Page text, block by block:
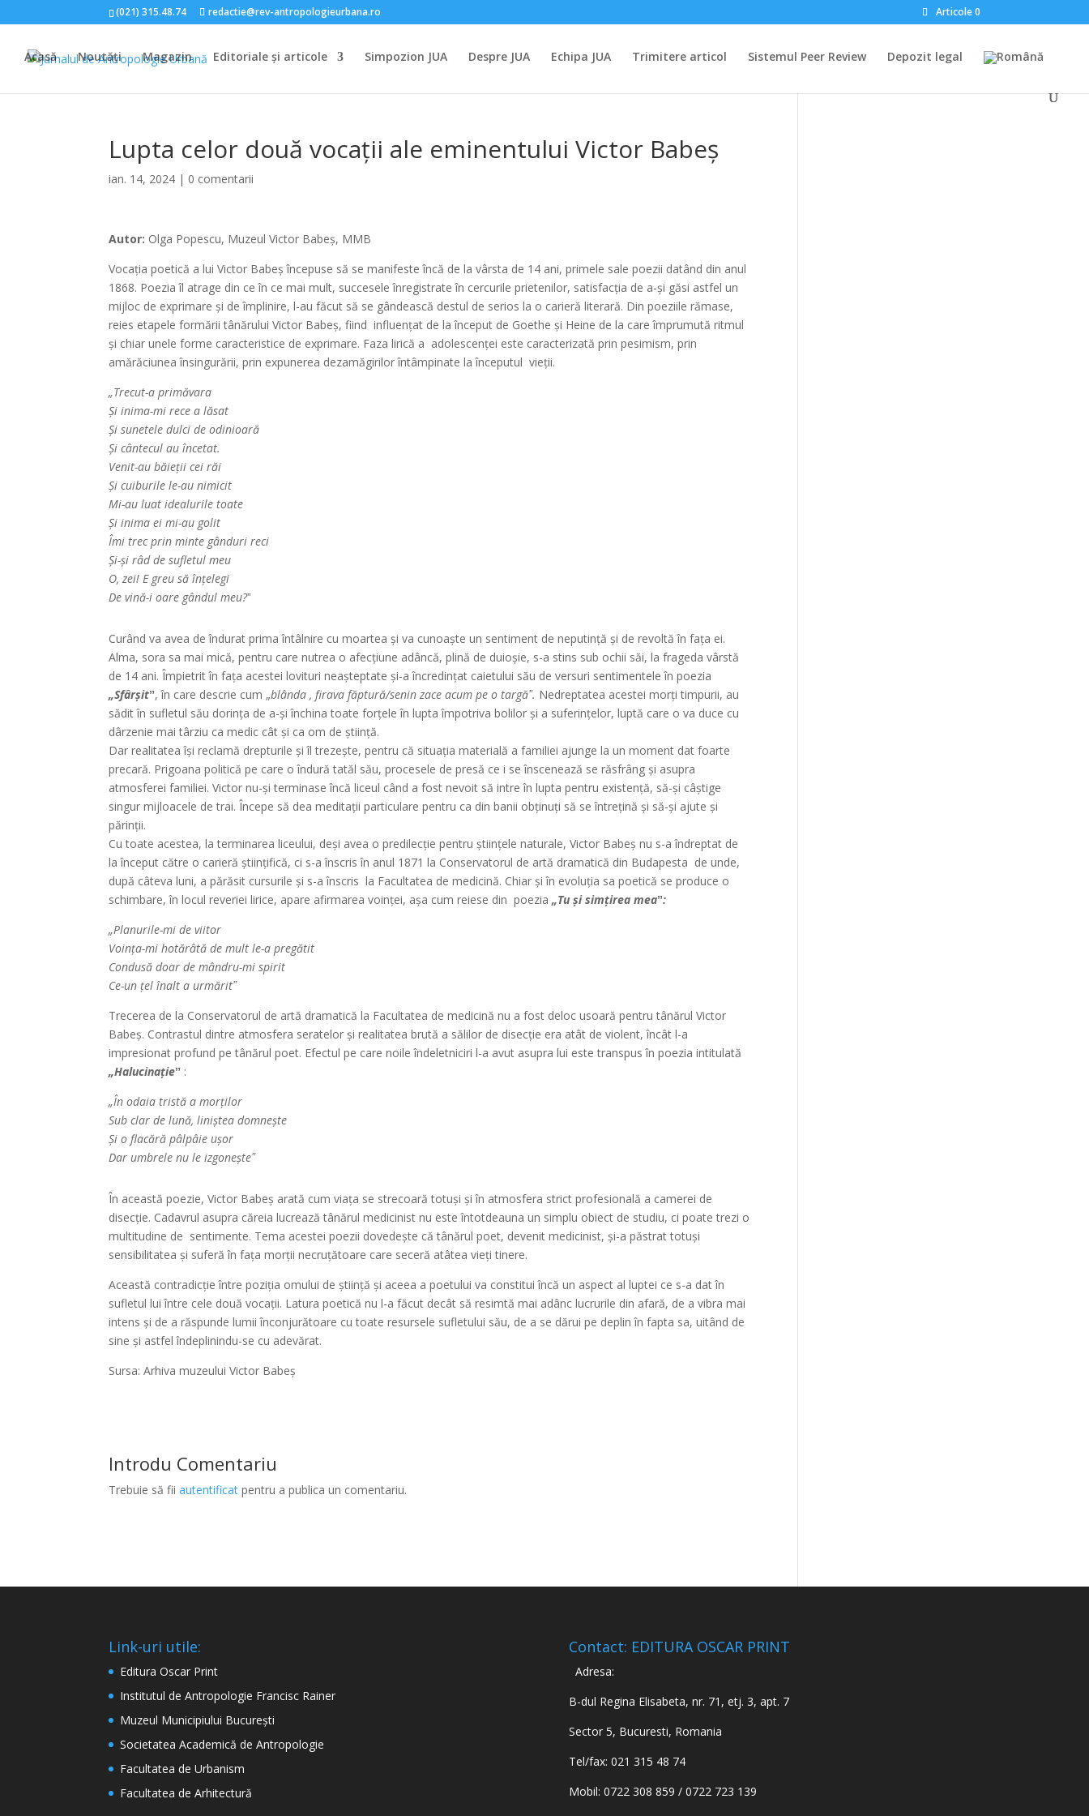
(021) 315.48.74 redactie@rev-antropologieurbana.ro Articole 0
Acasă Noutăți Magazin Editoriale și articole Simpozion JUA Despre JUA Echipa JUA Trimitere articol Sistemul Peer Review Depozit legal
Lupta celor două vocații ale eminentului Victor Babeș
ian. 14, 2024 | 0 comentarii
Autor: Olga Popescu, Muzeul Victor Babeș, MMB
Vocația poetică a lui Victor Babeș începuse să se manifeste încă de la vârsta de 14 ani, primele sale poezii datând din anul
1868. Poezia îl atrage din ce în ce mai mult, succesele înregistrate în cercurile prietenilor, satisfacția de a-și găsi astfel un
mijloc de exprimare și de împlinire, l-au făcut să se gândească destul de serios la o carieră literară. Din poeziile rămase,
reies etapele formării tânărului Victor Babeș, fiind influențat de la început de Goethe și Heine de la care împrumută ritmul
și chiar unele forme caracteristice de exprimare. Faza lirică a adolescenței este caracterizată prin pesimism, prin
amărăciunea însingurării, prin expunerea dezamăgirilor întâmpinate la începutul vieții.
„Trecut-a primăvara
Și inima-mi rece a lăsat
Și sunetele dulci de odinioară
Și cântecul au încetat.
Venit-au băieții cei răi
Și cuiburile le-au nimicit
Mi-au luat idealurile toate
Și inima ei mi-au golit
Îmi trec prin minte gânduri reci
Și-și râd de sufletul meu
O, zei! E greu să înțelegi
De vină-i oare gândul meu?ˮ
Curând va avea de îndurat prima întâlnire cu moartea și va cunoaște un sentiment de neputință și de revoltă în fața ei.
Alma, sora sa mai mică, pentru care nutrea o afecțiune adâncă, plină de duioșie, s-a stins sub ochii săi, la frageda vârstă
de 14 ani. Împietrit în fața acestei lovituri neașteptate și-a încredințat caietului său de versuri sentimentele în poezia
„Sfârșitˮ, în care descrie cum „blânda , firava făptură/senin zace acum pe o targăˮ. Nedreptatea acestei morți timpurii, au
sădit în sufletul său dorința de a-și închina toate forțele în lupta împotriva bolilor și a suferințelor, luptă care o va duce cu
dârzenie mai târziu ca medic cât și ca om de știință.
Dar realitatea își reclamă drepturile și îl trezește, pentru că situația materială a familiei ajunge la un moment dat foarte
precară. Prigoana politică pe care o îndură tatăl său, procesele de presă ce i se înscenează se răsfrâng și asupra
atmosferei familiei. Victor nu-și terminase încă liceul când a fost nevoit să intre în lupta pentru existență, să-și câștige
singur mijloacele de trai. Începe să dea meditații particulare pentru ca din banii obținuți să se întrețină și să-și ajute și
părinții.
Cu toate acestea, la terminarea liceului, deși avea o predilecție pentru științele naturale, Victor Babeș nu s-a îndreptat de
la început către o carieră științifică, ci s-a înscris în anul 1871 la Conservatorul de artă dramatică din Budapesta de unde,
după câteva luni, a părăsit cursurile și s-a înscris la Facultatea de medicină. Chiar și în evoluția sa poetică se produce o
schimbare, în locul reveriei lirice, apare afirmarea voinței, așa cum reiese din poezia „Tu și simțirea meaˮ:
„Planurile-mi de viitor
Voința-mi hotărâtă de mult le-a pregătit
Condusă doar de mândru-mi spirit
Ce-un țel înalt a urmăritˮ
Trecerea de la Conservatorul de artă dramatică la Facultatea de medicină nu a fost deloc usoară pentru tânărul Victor
Babeș. Contrastul dintre atmosfera seratelor și realitatea brută a sălilor de disecție era atât de violent, încât l-a
impresionat profund pe tânărul poet. Efectul pe care noile îndeletniciri l-a avut asupra lui este transpus în poezia intitulată
„Halucinațieˮ :
„În odaia tristă a morților
Sub clar de lună, liniștea domnește
Și o flacără pâlpâie ușor
Dar umbrele nu le izgoneșteˮ
În această poezie, Victor Babeș arată cum viața se strecoară totuși și în atmosfera strict profesională a camerei de
disecție. Cadavrul asupra căreia lucrează tânărul medicinist nu este întotdeauna un simplu obiect de studiu, ci poate trezi o
multitudine de sentimente. Tema acestei poezii dovedește că tânărul poet, devenit medicinist, și-a păstrat totuși
sensibilitatea și suferă în fața morții necruțătoare care seceră atâtea vieți tinere.
Această contradicție între poziția omului de știință și aceea a poetului va constitui încă un aspect al luptei ce s-a dat în
sufletul lui între cele două vocații. Latura poetică nu l-a făcut decât să resimtă mai adânc lucrurile din afară, de a vibra mai
intens și de a răspunde lumii înconjurătoare cu toate resursele sufletului său, de a se dărui pe deplin în fapta sa, uitând de
sine și astfel îndeplinindu-se cu adevărat.
Sursa: Arhiva muzeului Victor Babeș
Introdu Comentariu
Trebuie să fiiautentificat pentru a publica un comentariu.
Link-uri utile:
Editura Oscar Print
Institutul de Antropologie Francisc Rainer
Muzeul Municipiului București
Societatea Academică de Antropologie
Facultatea de Urbanism
Facultatea de Arhitectură
Contact: EDITURA OSCAR PRINT
Adresa:
B-dul Regina Elisabeta, nr. 71, etj. 3, apt. 7
Sector 5, Bucuresti, Romania
Tel/fax: 021 315 48 74
Mobil: 0722 308 859 / 0722 723 139